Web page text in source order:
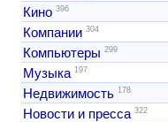
Кино 396
Компании 304
Компьютеры 299
Музыка 197
Недвижимость 178
Новости и пресса 322